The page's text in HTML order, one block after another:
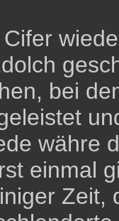
bei
währe
einmal
Zeit,